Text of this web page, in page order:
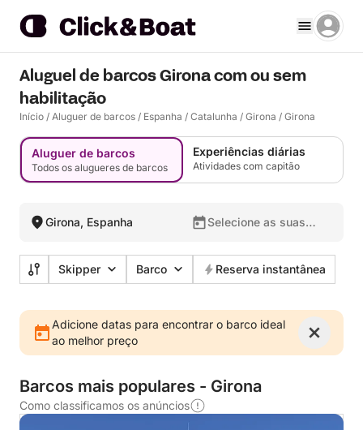
Aluguel de barcos Girona com ou sem
habilitação
Início / Aluguer de barcos / Espanha / Catalunha / Girona / Girona
Aluguer de barcos
Todos os alugueres de barcos
Experiências diárias
Atividades com capitão
Girona, Espanha
Selecione as suas
Skipper Barco Reserva instantânea
Adicione datas para encontrar o barco ideal
ao melhor preço
Barcos mais populares - Girona
Como classificamos os anúncios